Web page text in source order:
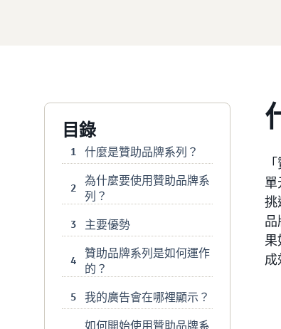
目錄
1 什麼是贊助品牌系列？
2
為什麼要使用贊助品牌系
列？
3 主要優勢
4
贊助品牌系列是如何運作
的？
5 我的廣告會在哪裡顯示？
如何開始使用贊助品牌系
單
挑
品
果
成